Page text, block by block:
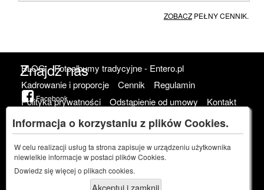
Informacja o korzystaniu z plików Cookies.
W celu realizacji usług ta strona zapisuje w urządzeniu użytkownika
niewielkie informacje w postaci plików Cookies.
Dowiedz się więcej o plikach cookies.
Akceptuj i zamknij
ZOBACZPEŁNY CENNIK.
Znajdź nas
Facebook
BLOG
Fotoalbumy tradycyjne - Entero.pl
Kadrowanie i proporcje
Cennik
Regulamin
Polityka prywatności
Odstąpienie od umowy
Kontakt
Fotograf na wesele
fotograf na
1951/2022 - razem od